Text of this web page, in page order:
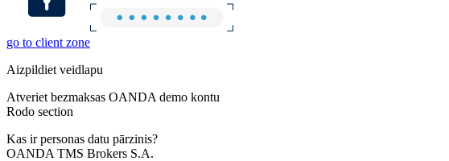
go to client zone
Aizpildiet veidlapu
Atveriet bezmaksas OANDA demo kontu
Rodo section
Kas ir personas datu pārzinis?
OANDA TMS Brokers S.A.